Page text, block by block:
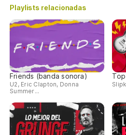
Playlists relacionadas
Friends (banda sonora)
U2, Eric Clapton, Donna
Summer...